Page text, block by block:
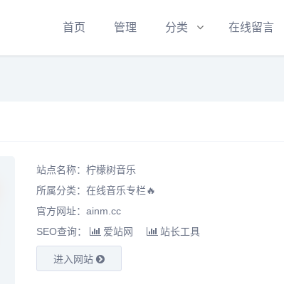
首页 管理 分类 在线留言
站点名称：柠檬树音乐
所属分类： 在线音乐专栏🔥
官方网址：ainm.cc
SEO查询：
爱站网 站长工具
进入网站